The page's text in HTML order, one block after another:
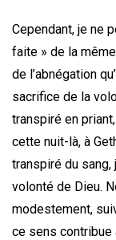
Cependant, je ne
faite » de la
de l’abnégation
sacrifice de la
transpiré en
cette nuit-là, à
transpiré du sang,
volonté de Dieu.
modestement,
ce sens contribue